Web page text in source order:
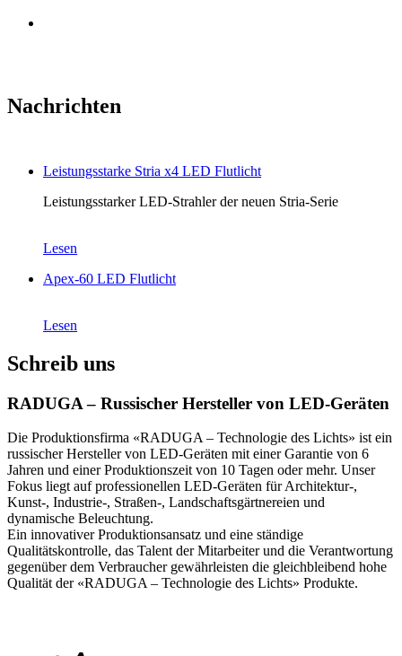
Nachrichten
Leistungsstarke Stria x4 LED Flutlicht
Leistungsstarker LED-Strahler der neuen Stria-Serie
Lesen
Apex-60 LED Flutlicht
Lesen
Schreib uns
RADUGA – Russischer Hersteller von LED-Geräten
Die Produktionsfirma «RADUGA – Technologie des Lichts» ist ein
russischer Hersteller von LED-Geräten mit einer Garantie von 6
Jahren und einer Produktionszeit von 10 Tagen oder mehr. Unser
Fokus liegt auf professionellen LED-Geräten für Architektur-,
Kunst-, Industrie-, Straßen-, Landschaftsgärtnereien und
dynamische Beleuchtung.
Ein innovativer Produktionsansatz und eine ständige
Qualitätskontrolle, das Talent der Mitarbeiter und die Verantwortung
gegenüber dem Verbraucher gewährleisten die gleichbleibend hohe
Qualität der «RADUGA – Technologie des Lichts» Produkte.